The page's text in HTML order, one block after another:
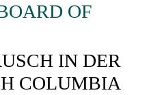
OF
IN DER
COLUMBIA